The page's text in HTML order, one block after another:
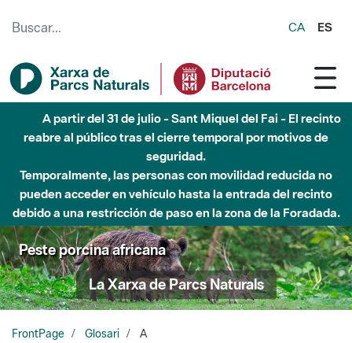
CA ES
A partir del 31 de julio - Sant Miquel del Fai - El recinto
reabre al público tras el cierre temporal por motivos de
seguridad.
Temporalmente, las personas con movilidad reducida no
pueden acceder en vehículo hasta la entrada del recinto
debido a una restricción de paso en la zona de la Foradada.
Peste porcina africana
La Xarxa de Parcs Naturals
FrontPage Glosari A